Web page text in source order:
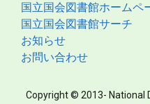
国立国会図書館ホームペ
国立国会図書館サーチ
お知らせ
お問い合わせ
Copyright © 2013- National